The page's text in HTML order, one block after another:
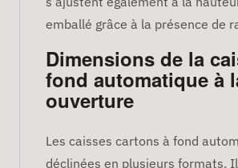
emballé grâce à la présence de
Dimensions de la
fond automatique à
ouverture
Les caisses cartons à fond
déclinées en plusieurs formats.